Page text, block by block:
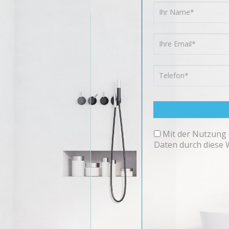
Mit der Nutzung
Daten durch diese